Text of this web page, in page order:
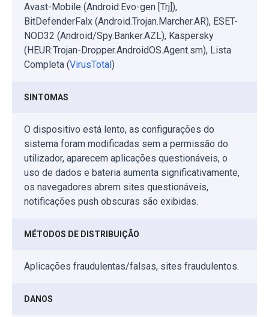
Avast-Mobile (Android:Evo-gen [Trj]),
BitDefenderFalx (Android.Trojan.Marcher.AR), ESET-
NOD32 (Android/Spy.Banker.AZL), Kaspersky
(HEUR:Trojan-Dropper.AndroidOS.Agent.sm), Lista
Completa (VirusTotal)
SINTOMAS
O dispositivo está lento, as configurações do
sistema foram modificadas sem a permissão do
utilizador, aparecem aplicações questionáveis, o
uso de dados e bateria aumenta significativamente,
os navegadores abrem sites questionáveis,
notificações push obscuras são exibidas.
MÉTODOS DE DISTRIBUIÇÃO
Aplicações fraudulentas/falsas, sites fraudulentos.
DANOS